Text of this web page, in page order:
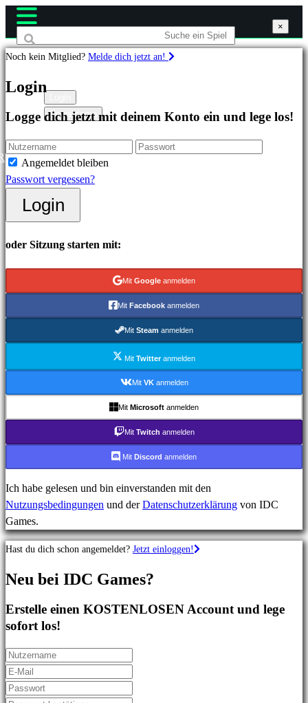
Spiele
Highlights
Neuveröffentlichungen
Free
Play
Kategorien
Strategiespiele
Abenteuerspiele
RPG-
Shooterspiele
Gelegenheitsspiele
Indie
Rätselspiele
Kampfspiele
Gameplays
In-
Game
Events
Neuigkeiten
Media
Registrieren
×
Noch kein Mitglied? Melde dich jetzt an!
Login
Logge dich jetzt mit deinem Konto ein und lege los!
Angemeldet bleiben
Passwort vergessen?
Login
oder Sitzung starten mit:
Mit Google anmelden
Mit Facebook anmelden
Mit Steam anmelden
MitTwitteranmelden
Mit VKanmelden
Mit Microsoft anmelden
Mit Twitch anmelden
Mit Discord anmelden
Ich habe gelesen und bin einverstanden mit den
Nutzungsbedingungen und derDatenschutzerklärung von IDC
Games.
×
Hast du dich schon angemeldet? Jetzt einloggen!
Neu bei IDC Games?
Erstelle einen KOSTENLOSEN Account und lege
sofort los!
×